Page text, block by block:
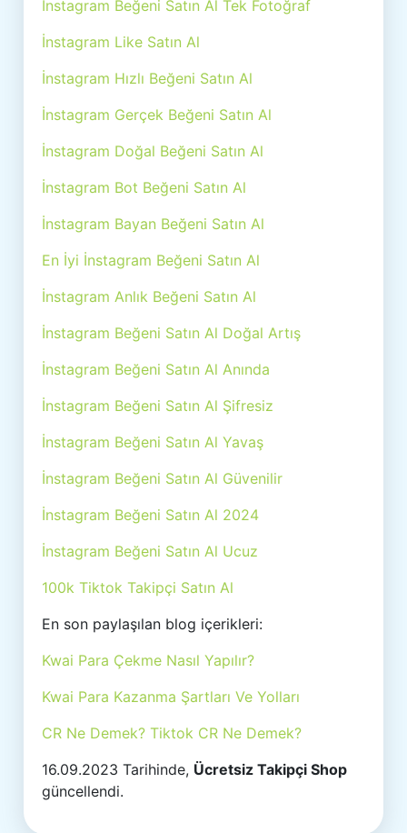
İnstagram Beğeni Satın Al Tek Fotoğraf
İnstagram Like Satın Al
İnstagram Hızlı Beğeni Satın Al
İnstagram Gerçek Beğeni Satın Al
İnstagram Doğal Beğeni Satın Al
İnstagram Bot Beğeni Satın Al
İnstagram Bayan Beğeni Satın Al
En İyi İnstagram Beğeni Satın Al
İnstagram Anlık Beğeni Satın Al
İnstagram Beğeni Satın Al Doğal Artış
İnstagram Beğeni Satın Al Anında
İnstagram Beğeni Satın Al Şifresiz
İnstagram Beğeni Satın Al Yavaş
İnstagram Beğeni Satın Al Güvenilir
İnstagram Beğeni Satın Al 2024
İnstagram Beğeni Satın Al Ucuz
100k Tiktok Takipçi Satın Al
En son paylaşılan blog içerikleri:
Kwai Para Çekme Nasıl Yapılır?
Kwai Para Kazanma Şartları Ve Yolları
CR Ne Demek? Tiktok CR Ne Demek?
16.09.2023 Tarihinde, Ücretsiz Takipçi Shop
güncellendi.